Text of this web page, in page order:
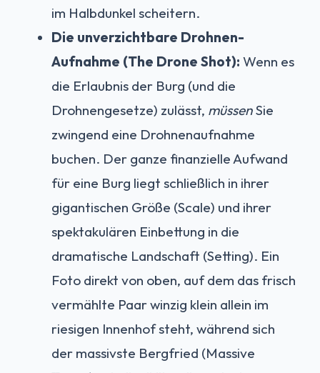
im Halbdunkel scheitern.
Die unverzichtbare Drohnen-
Aufnahme (The Drone Shot): Wenn es
die Erlaubnis der Burg (und die
Drohnengesetze) zulässt, müssenSie
zwingend eine Drohnenaufnahme
buchen. Der ganze finanzielle Aufwand
für eine Burg liegt schließlich in ihrer
gigantischen Größe (Scale) und ihrer
spektakulären Einbettung in die
dramatische Landschaft (Setting). Ein
Foto direkt von oben, auf dem das frisch
vermählte Paar winzig klein allein im
riesigen Innenhof steht, während sich
der massivste Bergfried (Massive